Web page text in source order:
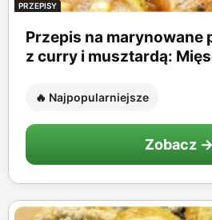
PRZEPISY
Przepis na marynowane
z curry i musztardą:
🔥 Najpopularniejsze
Zobacz →